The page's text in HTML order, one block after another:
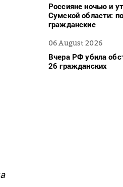
Россияне ночью и
Сумской области:
гражданские
06 August 2026
Вчера РФ убила
26 гражданских